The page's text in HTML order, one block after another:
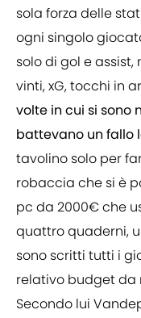
sola forza delle
ogni singolo
solo di gol e
vinti, xG, tocchi in
volte in cui si sono
battevano un fallo
tavolino solo per
robaccia che si è
pc da 2000€ che
quattro quaderni,
sono scritti tutti i
relativo budget da
Secondo lui